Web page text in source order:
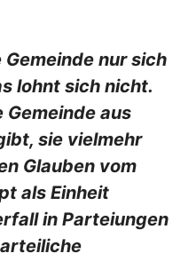
nur sich
lohnt sich nicht.
Gemeinde aus
sie vielmehr
Glauben vom
als Einheit
in Parteiungen